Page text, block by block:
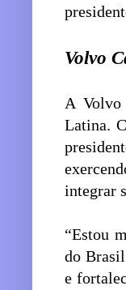
Volvo
A Volvo
Latina.
integrar
“Estou
do
e